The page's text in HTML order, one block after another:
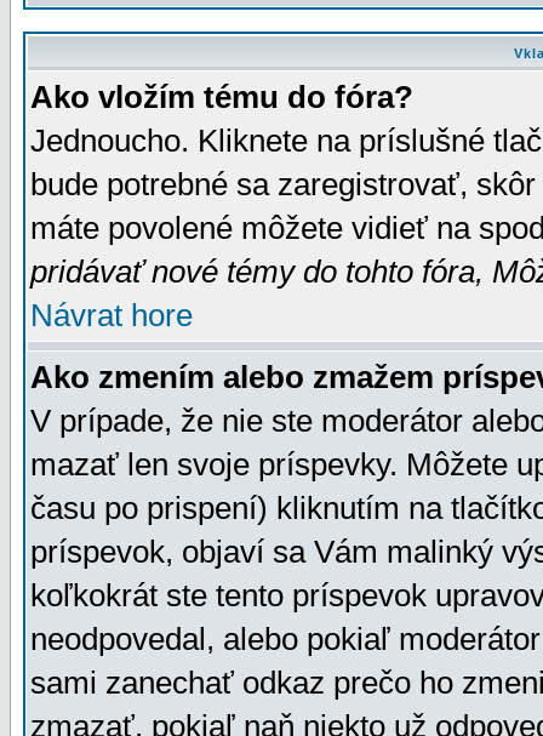
Ako vložím tému do fóra?
Jednoucho. Kliknete na príslušné
bude potrebné sa zaregistrovať,
máte povolené môžete vidieť na
pridávať nové témy do tohto fóra,
Návrat hore
Ako zmením alebo zmažem
V prípade, že nie ste moderátor
mazať len svoje príspevky. Môžete
času po prispení) kliknutím na
príspevok, objaví sa Vám malinký
koľkokrát ste tento príspevok
neodpovedal, alebo pokiaľ
sami zanechať odkaz prečo ho
zmazať, pokiaľ naň niekto už